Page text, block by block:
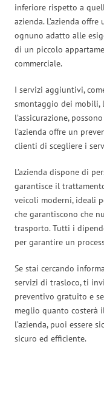
inferiore rispetto a
azienda. L’azienda
ognuno adatto alle
di un piccolo
commerciale.
I servizi aggiuntivi,
smontaggio dei
l’assicurazione,
l’azienda offre un
clienti di scegliere i
L’azienda dispone di
garantisce il
veicoli moderni, ideali
che garantiscono che
trasporto. Tutti i
per garantire un
Se stai cercando
servizi di trasloco, ti
preventivo gratuito e
meglio quanto costerà
l’azienda, puoi essere
sicuro ed efficiente.